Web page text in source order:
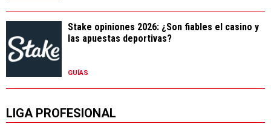
Stake opiniones 2026: ¿Son fiables el casino y
las apuestas deportivas?
GUÍAS
LIGA PROFESIONAL